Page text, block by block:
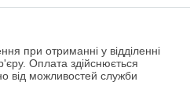
при отриманні у відділенні
Оплата здійснюється
від можливостей служби